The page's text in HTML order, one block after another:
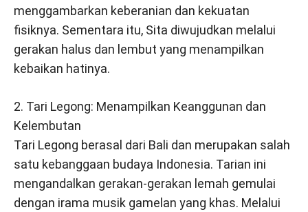
menggambarkan keberanian dan kekuatan
fisiknya. Sementara itu, Sita diwujudkan melalui
gerakan halus dan lembut yang menampilkan
kebaikan hatinya.
2. Tari Legong: Menampilkan Keanggunan dan
Kelembutan
Tari Legong berasal dari Bali dan merupakan salah
satu kebanggaan budaya Indonesia. Tarian ini
mengandalkan gerakan-gerakan lemah gemulai
dengan irama musik gamelan yang khas. Melalui